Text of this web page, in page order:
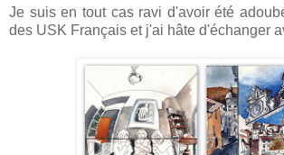
Je suis en tout cas ravi d'avoir été
des USK Français et j'ai hâte d'échanger